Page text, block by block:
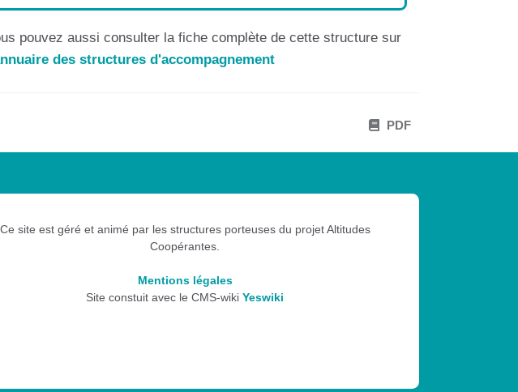
pouvez aussi consulter la fiche complète de cette structure sur
des structures d'accompagnement
PDF
Ce site est géré et animé par les structures porteuses du projet Altitudes
Coopérantes.
Mentions légales
Site constuit avec le CMS-wikiYeswiki